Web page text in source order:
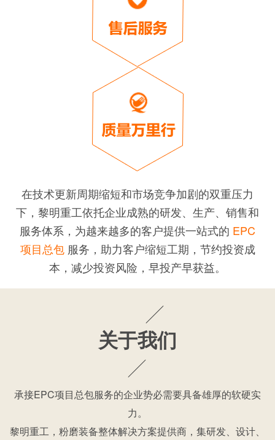
在技术更新周期缩短和市场竞争加剧的双重压力
下，黎明重工依托企业成熟的研发、生产、销售和
服务体系，为越来越多的客户提供一站式的 EPC
项目总包服务，助力客户缩短工期，节约投资成
本，减少投资风险，早投产早获益。
关于我们
承接EPC项目总包服务的企业势必需要具备雄厚的软硬实
力。
黎明重工，粉磨装备整体解决方案提供商，集研发、设计、